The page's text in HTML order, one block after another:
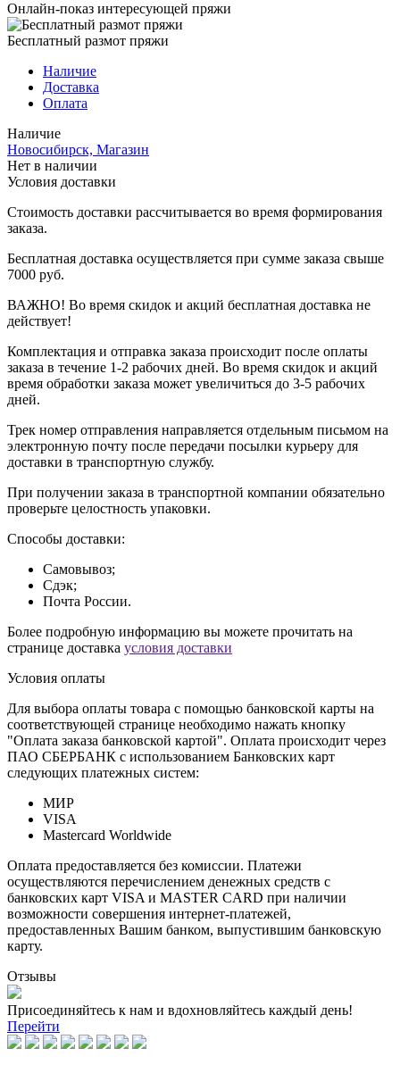
Онлайн-показ интересующей пряжи
Бесплатный размот пряжи
Наличие
Доставка
Оплата
Наличие
Новосибирск, Магазин
Нет в наличии
Условия доставки
Стоимость доставки рассчитывается во время формирования
заказа.
Бесплатная доставка осуществляется при сумме заказа свыше
7000 руб.
ВАЖНО! Во время скидок и акций бесплатная доставка не
действует!
Комплектация и отправка заказа происходит после оплаты
заказа в течение 1-2 рабочих дней. Во время скидок и акций
время обработки заказа может увеличиться до 3-5 рабочих
дней.
Трек номер отправления направляется отдельным письмом на
электронную почту после передачи посылки курьеру для
доставки в транспортную службу.
При получении заказа в транспортной компании обязательно
проверьте целостность упаковки.
Способы доставки:
Самовывоз;
Сдэк;
Почта России.
Более подробную информацию вы можете прочитать на
странице доставка условия доставки
Условия оплаты
Для выбора оплаты товара с помощью банковской карты на
соответствующей странице необходимо нажать кнопку
"Оплата заказа банковской картой". Оплата происходит через
ПАО СБЕРБАНК с использованием Банковских карт
следующих платежных систем:
МИР
VISA
Mastercard Worldwide
Оплата предоставляется без комиссии. Платежи
осуществляются перечислением денежных средств с
банковских карт VISA и MASTER CARD при наличии
возможности совершения интернет-платежей,
предоставленных Вашим банком, выпустившим банковскую
карту.
Отзывы
Присоединяйтесь к нам и вдохновляйтесь каждый день!
Перейти